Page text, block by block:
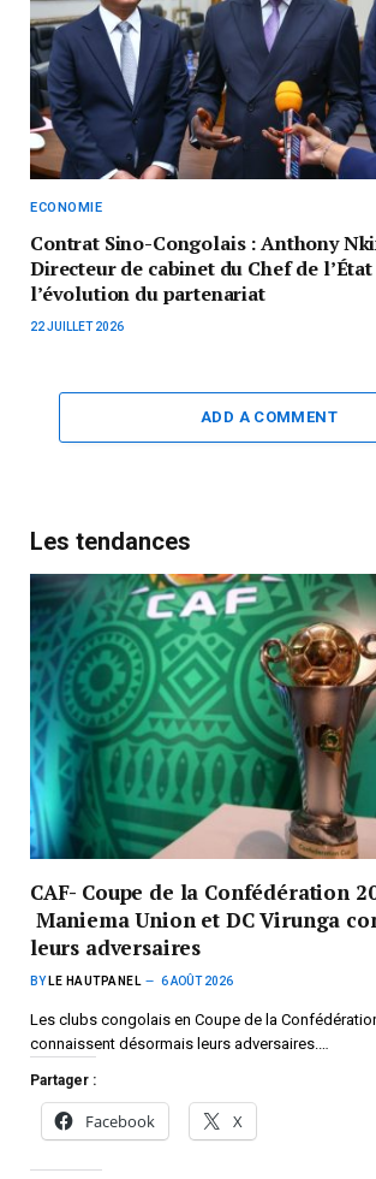
ECONOMIE
Contrat Sino-Congolais : Anthony
Directeur de cabinet du Chef de
l’évolution du partenariat
22 JUILLET 2026
ADD A COMMENT
Les tendances
CAF- Coupe de la Confédération
Maniema Union et DC Virunga
leurs adversaires
BY LE HAUTPANEL 6 AOÛT 2026
Les clubs congolais en Coupe de la
connaissent désormais leurs adversaires.…
Partager :
Facebook X